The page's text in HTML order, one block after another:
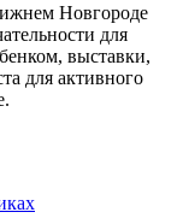
Новгороде
для
выставки,
для активного